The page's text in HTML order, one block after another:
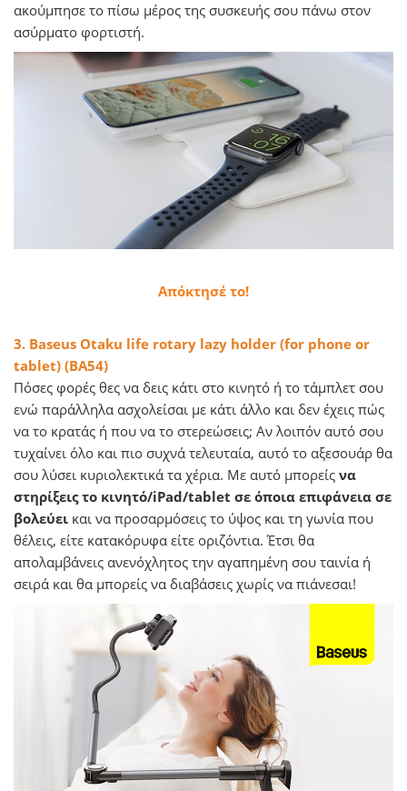
ακούμπησε το πίσω μέρος της συσκευής σου πάνω στον
ασύρματο φορτιστή.
Απόκτησέ το!
3. Baseus Otaku life rotary lazy holder (for phone or
tablet) (BA54)
Πόσες φορές θες να δεις κάτι στο κινητό ή το τάμπλετ σου
ενώ παράλληλα ασχολείσαι με κάτι άλλο και δεν έχεις πώς
να το κρατάς ή που να το στερεώσεις; Αν λοιπόν αυτό σου
τυχαίνει όλο και πιο συχνά τελευταία, αυτό το αξεσουάρ θα
σου λύσει κυριολεκτικά τα χέρια. Με αυτό μπορείς να
στηρίξεις το κινητό/iPad/tablet σε όποια επιφάνεια σε
βολεύει και να προσαρμόσεις το ύψος και τη γωνία που
θέλεις, είτε κατακόρυφα είτε οριζόντια. Έτσι θα
απολαμβάνεις ανενόχλητος την αγαπημένη σου ταινία ή
σειρά και θα μπορείς να διαβάσεις χωρίς να πιάνεσαι!